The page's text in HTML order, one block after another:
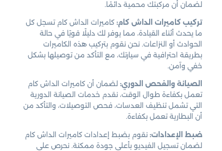
لضمان أن مركبتك محمية دائمًا.
تركيب كاميرات الداش كام: كاميرات الداش كام تسجل كل
ما يحدث أثناء القيادة، مما يوفر لك دليلًا قويًا في حالة
الحوادث أو النزاعات. نحن نقوم بتركيب هذه الكاميرات
بطريقة احترافية في سيارتك، مع التأكد من توصيلها بشكل
خفي وآمن.
الصيانة والفحص الدوري: لضمان أن كاميرات الداش كام
تعمل بكفاءة طوال الوقت، نقدم خدمات الصيانة الدورية
التي تشمل تنظيف العدسات، فحص التوصيلات، والتأكد من
أن البطارية تعمل بكفاءة.
ضبط الإعدادات: نقوم بضبط إعدادات كاميرات الداش كام
لضمان تسجيل الفيديو بأعلى جودة ممكنة. نحرص على